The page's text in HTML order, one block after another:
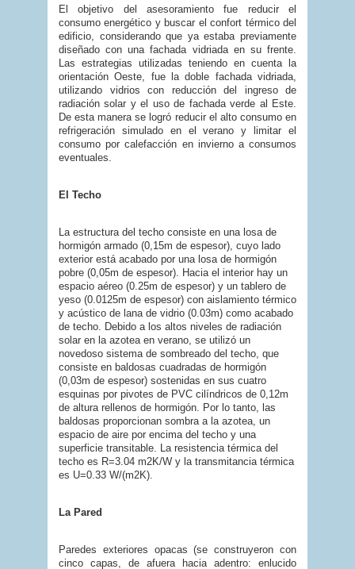
El objetivo del asesoramiento fue reducir el
consumo energético y buscar el confort térmico del
edificio, considerando que ya estaba previamente
diseñado con una fachada vidriada en su frente.
Las estrategias utilizadas teniendo en cuenta la
orientación Oeste, fue la doble fachada vidriada,
utilizando vidrios con reducción del ingreso de
radiación solar y el uso de fachada verde al Este.
De esta manera se logró reducir el alto consumo en
refrigeración simulado en el verano y limitar el
consumo por calefacción en invierno a consumos
eventuales.
El Techo
La estructura del techo consiste en una losa de
hormigón armado (0,15m de espesor), cuyo lado
exterior está acabado por una losa de hormigón
pobre (0,05m de espesor). Hacia el interior hay un
espacio aéreo (0.25m de espesor) y un tablero de
yeso (0.0125m de espesor) con aislamiento térmico
y acústico de lana de vidrio (0.03m) como acabado
de techo. Debido a los altos niveles de radiación
solar en la azotea en verano, se utilizó un
novedoso sistema de sombreado del techo, que
consiste en baldosas cuadradas de hormigón
(0,03m de espesor) sostenidas en sus cuatro
esquinas por pivotes de PVC cilíndricos de 0,12m
de altura rellenos de hormigón. Por lo tanto, las
baldosas proporcionan sombra a la azotea, un
espacio de aire por encima del techo y una
superficie transitable. La resistencia térmica del
techo es R=3.04 m2K/W y la transmitancia térmica
es U=0.33 W/(m2K).
La Pared
Paredes exteriores opacas (se construyeron con
cinco capas, de afuera hacia adentro: enlucido